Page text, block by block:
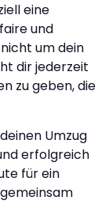
eine
und
um dein
dir jederzeit
zu geben, die
Umzug
erfolgreich
für ein